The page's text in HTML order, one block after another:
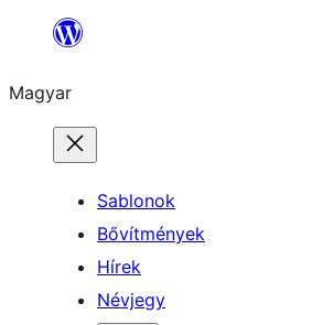
Ugrás
tartalomhoz
Magyar
Sablonok
Bővítmények
Hírek
Névjegy